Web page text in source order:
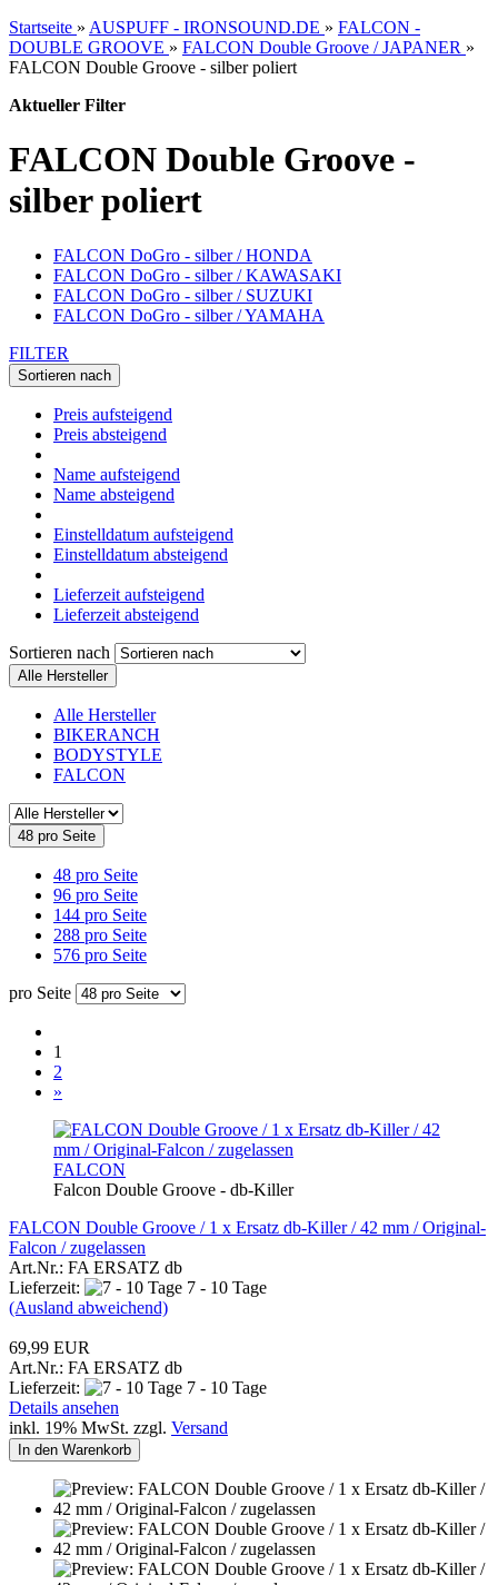
Startseite » AUSPUFF - IRONSOUND.DE » FALCON -
DOUBLE GROOVE » FALCON Double Groove / JAPANER »
FALCON Double Groove - silber poliert
Aktueller Filter
FALCON Double Groove -
silber poliert
FALCON DoGro - silber / HONDA
FALCON DoGro - silber / KAWASAKI
FALCON DoGro - silber / SUZUKI
FALCON DoGro - silber / YAMAHA
FILTER
Sortieren nach
Preis aufsteigend
Preis absteigend
Name aufsteigend
Name absteigend
Einstelldatum aufsteigend
Einstelldatum absteigend
Lieferzeit aufsteigend
Lieferzeit absteigend
Sortieren nach
Alle Hersteller
Alle Hersteller
BIKERANCH
BODYSTYLE
FALCON
48 pro Seite
48 pro Seite
96 pro Seite
144 pro Seite
288 pro Seite
576 pro Seite
pro Seite
1
2
»
FALCON
Falcon Double Groove - db-Killer
FALCON Double Groove / 1 x Ersatz db-Killer / 42 mm / Original-
Falcon / zugelassen
Art.Nr.: FA ERSATZ db
Lieferzeit:
7 - 10 Tage
(Ausland abweichend)
69,99 EUR
Art.Nr.: FA ERSATZ db
Lieferzeit:
7 - 10 Tage
Details ansehen
inkl. 19% MwSt. zzgl. Versand
In den Warenkorb